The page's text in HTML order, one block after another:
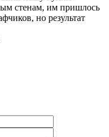
стенам, им пришлось
но результат